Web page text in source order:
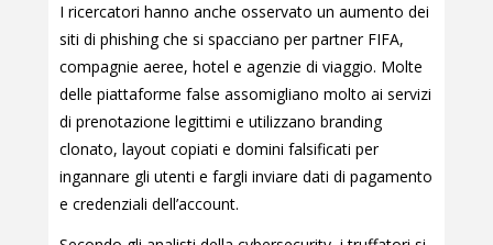
I ricercatori hanno anche osservato un aumento dei
siti di phishing che si spacciano per partner FIFA,
compagnie aeree, hotel e agenzie di viaggio. Molte
delle piattaforme false assomigliano molto ai servizi
di prenotazione legittimi e utilizzano branding
clonato, layout copiati e domini falsificati per
ingannare gli utenti e fargli inviare dati di pagamento
e credenziali dell’account.